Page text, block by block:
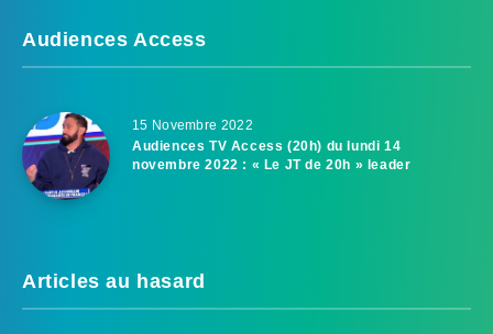
Audiences Access
15 Novembre 2022
Audiences TV Access (20h) du lundi 14
novembre 2022 : « Le JT de 20h » leader
Articles au hasard